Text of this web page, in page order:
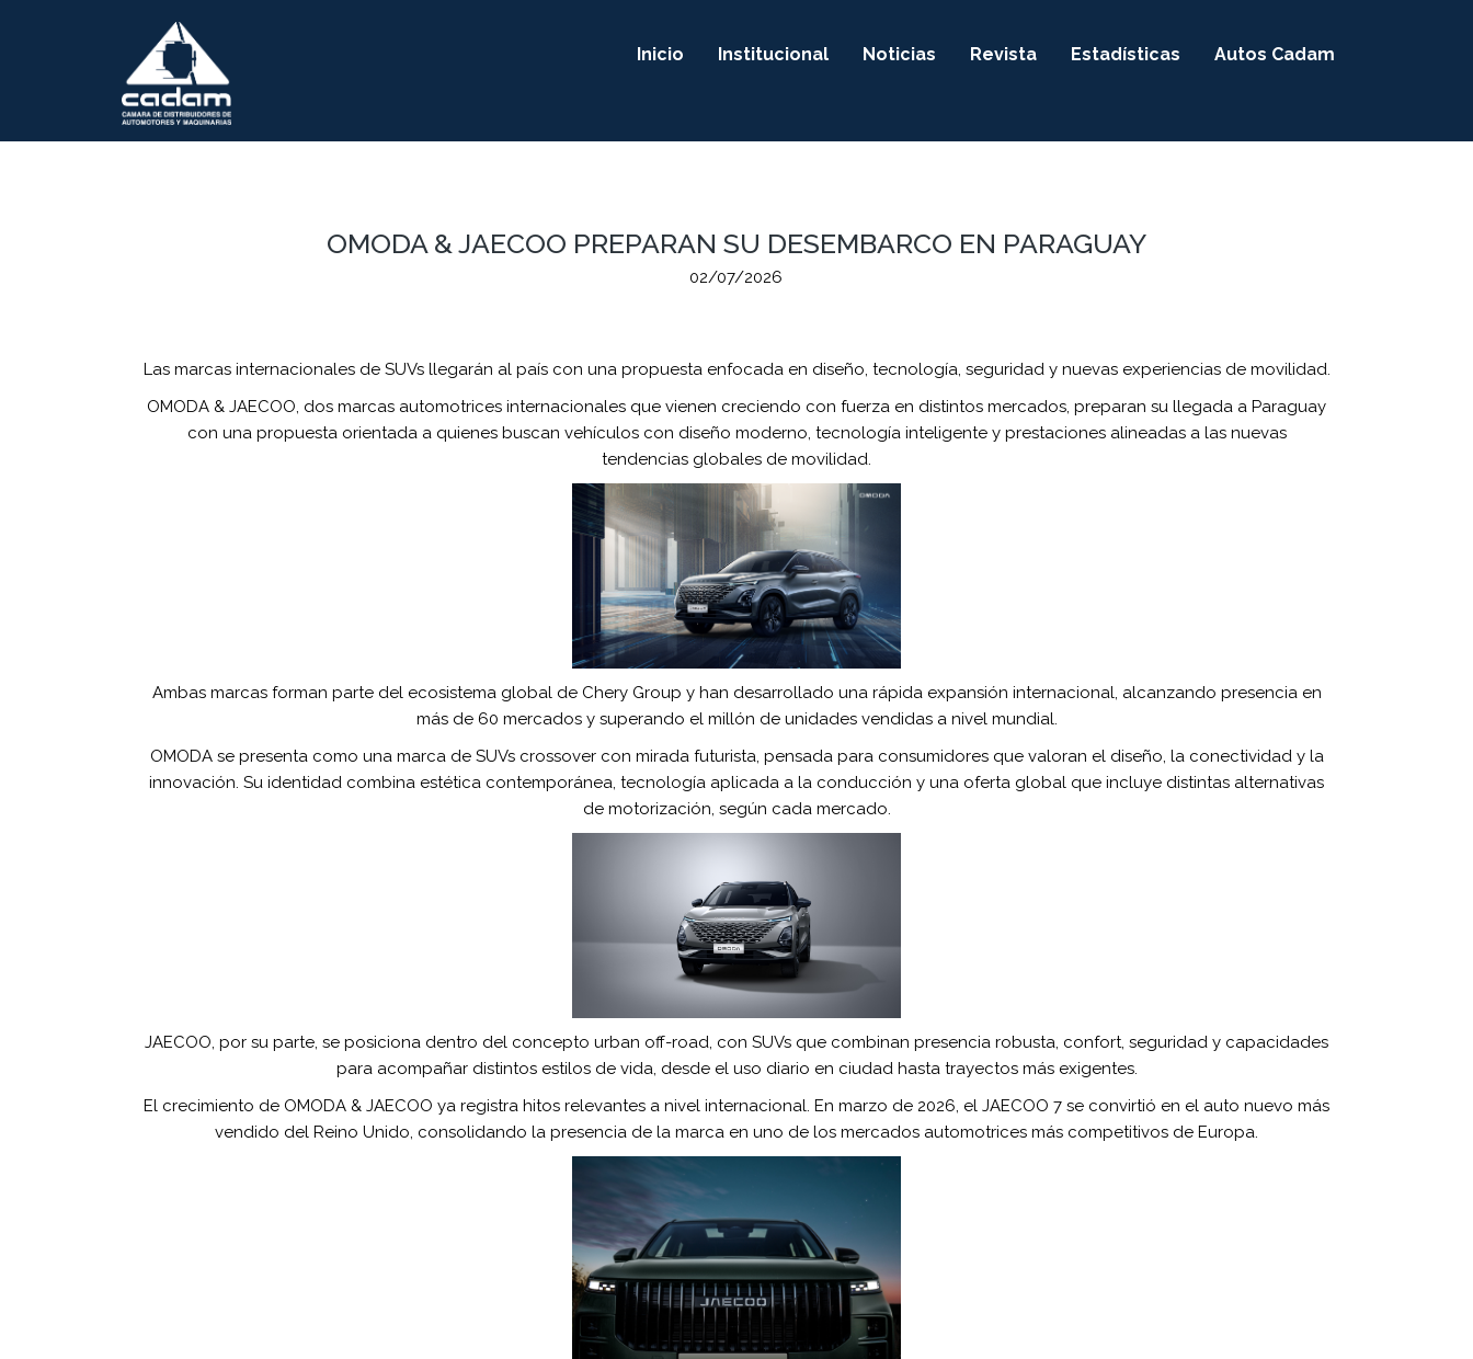
Inicio Institucional Noticias Revista Estadísticas Autos Cadam
OMODA & JAECOO PREPARAN SU DESEMBARCO EN PARAGUAY
02/07/2026
Las marcas internacionales de SUVs llegarán al país con una propuesta enfocada en diseño, tecnología, seguridad y nuevas experiencias de movilidad.
OMODA & JAECOO, dos marcas automotrices internacionales que vienen creciendo con fuerza en distintos mercados, preparan su llegada a Paraguay
con una propuesta orientada a quienes buscan vehículos con diseño moderno, tecnología inteligente y prestaciones alineadas a las nuevas
tendencias globales de movilidad.
Ambas marcas forman parte del ecosistema global de Chery Group y han desarrollado una rápida expansión internacional, alcanzando presencia en
más de 60 mercados y superando el millón de unidades vendidas a nivel mundial.
OMODA se presenta como una marca de SUVs crossover con mirada futurista, pensada para consumidores que valoran el diseño, la conectividad y la
innovación. Su identidad combina estética contemporánea, tecnología aplicada a la conducción y una oferta global que incluye distintas alternativas
de motorización, según cada mercado.
JAECOO, por su parte, se posiciona dentro del concepto urban off-road, con SUVs que combinan presencia robusta, confort, seguridad y capacidades
para acompañar distintos estilos de vida, desde el uso diario en ciudad hasta trayectos más exigentes.
El crecimiento de OMODA & JAECOO ya registra hitos relevantes a nivel internacional. En marzo de 2026, el JAECOO 7 se convirtió en el auto nuevo más
vendido del Reino Unido, consolidando la presencia de la marca en uno de los mercados automotrices más competitivos de Europa.